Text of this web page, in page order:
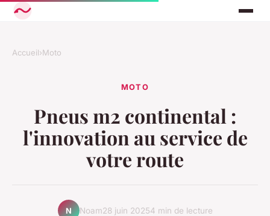
Accueil›Moto
MOTO
Pneus m2 continental :
l'innovation au service de
votre route
N Noam28 juin 20254 min de lecture